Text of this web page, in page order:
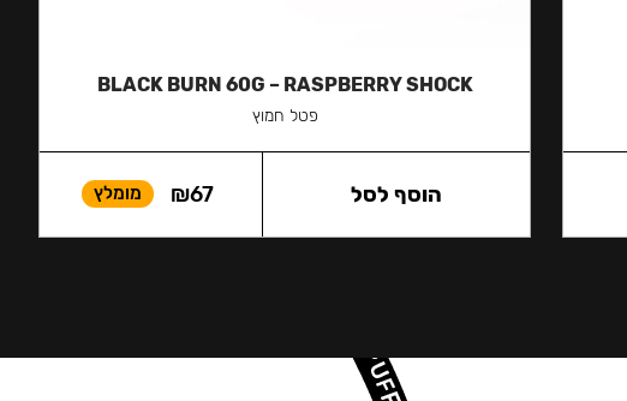
BLACK BURN 60G – RASPBERRY SHOCK
פטל חמוץ
₪67 מומלץ הוסף לסל